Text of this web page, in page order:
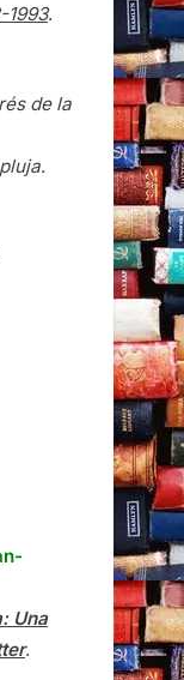
1993.
de la
.
Una
.